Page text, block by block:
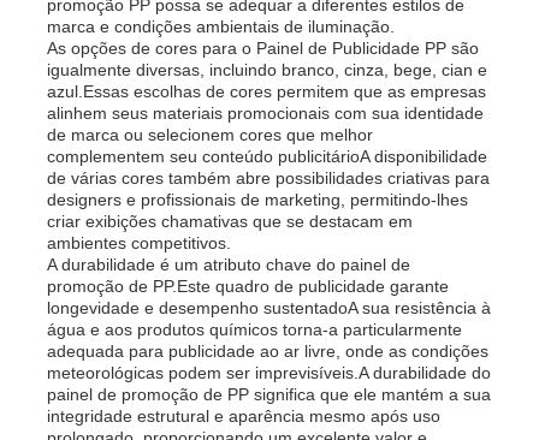
Casa
Produtos
Quem Somos
Fábrica
Controle de Qualidade
promoção PP possa se adequar a diferentes estilos de
marca e condições ambientais de iluminação.
As opções de cores para o Painel de Publicidade PP são
igualmente diversas, incluindo branco, cinza, bege, cian e
azul.Essas escolhas de cores permitem que as empresas
alinhem seus materiais promocionais com sua identidade
de marca ou selecionem cores que melhor
complementem seu conteúdo publicitárioA disponibilidade
de várias cores também abre possibilidades criativas para
designers e profissionais de marketing, permitindo-lhes
criar exibições chamativas que se destacam em
ambientes competitivos.
A durabilidade é um atributo chave do painel de
promoção de PP.Este quadro de publicidade garante
longevidade e desempenho sustentadoA sua resistência à
água e aos produtos químicos torna-a particularmente
adequada para publicidade ao ar livre, onde as condições
meteorológicas podem ser imprevisíveis.A durabilidade do
painel de promoção de PP significa que ele mantém a sua
integridade estrutural e aparência mesmo após uso